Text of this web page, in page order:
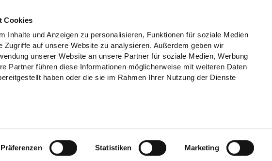
Cookies
Inhalte und Anzeigen zu personalisieren, Funktionen für soziale Medien
Zugriffe auf unsere Website zu analysieren. Außerdem geben wir
unserer Website an unsere Partner für soziale Medien, Werbung
Partner führen diese Informationen möglicherweise mit weiteren Daten
haben oder die sie im Rahmen Ihrer Nutzung der Dienste
Präferenzen Statistiken Marketing